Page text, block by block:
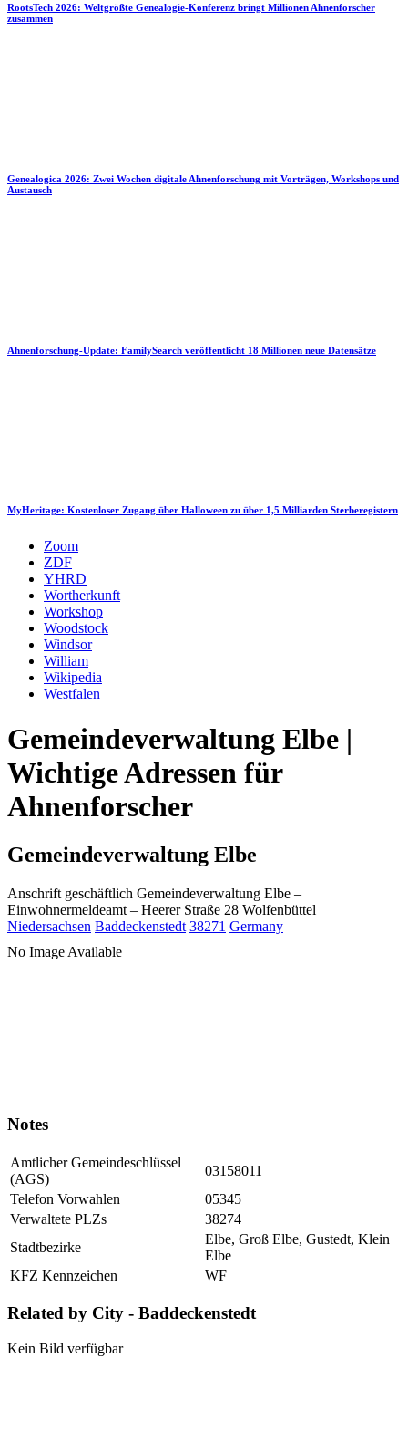
RootsTech 2026: Weltgrößte Genealogie-Konferenz bringt Millionen Ahnenforscher
zusammen
Genealogica 2026: Zwei Wochen digitale Ahnenforschung mit Vorträgen, Workshops und
Austausch
Ahnenforschung-Update: FamilySearch veröffentlicht 18 Millionen neue Datensätze
MyHeritage: Kostenloser Zugang über Halloween zu über 1,5 Milliarden Sterberegistern
Zoom
ZDF
YHRD
Wortherkunft
Workshop
Woodstock
Windsor
William
Wikipedia
Westfalen
Gemeindeverwaltung Elbe |
Wichtige Adressen für
Ahnenforscher
Gemeindeverwaltung Elbe
Anschrift geschäftlich Gemeindeverwaltung Elbe –
Einwohnermeldeamt – Heerer Straße 28 Wolfenbüttel
Niedersachsen Baddeckenstedt 38271 Germany
No Image Available
Notes
Amtlicher Gemeindeschlüssel
(AGS)
03158011
Telefon Vorwahlen
05345
Verwaltete PLZs
38274
Stadtbezirke
Elbe, Groß Elbe, Gustedt, Klein
Elbe
KFZ Kennzeichen
WF
Related by City - Baddeckenstedt
Kein Bild verfügbar